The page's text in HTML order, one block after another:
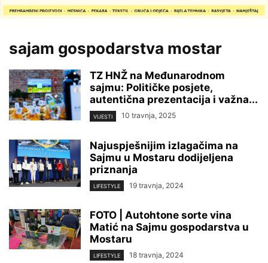
sajam gospodarstva mostar
TZ HNŽ na Međunarodnom
sajmu: Političke posjete,
autentična prezentacija i važna...
VIJESTI 10 travnja, 2025
Najuspješnijim izlagačima na
Sajmu u Mostaru dodijeljena
priznanja
LIFESTYLE 19 travnja, 2024
FOTO | Autohtone sorte vina
Matić na Sajmu gospodarstva u
Mostaru
LIFESTYLE 18 travnja, 2024